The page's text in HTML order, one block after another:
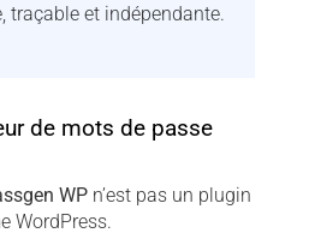
traçable et indépendante.
de mots de passe
WP n’est pas un plugin
WordPress.